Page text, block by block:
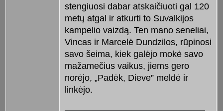
stengiuosi dabar atskaičiuoti gal 120
metų atgal ir atkurti to Suvalkijos
kampelio vaizdą. Ten mano seneliai,
Vincas ir Marcelė Dundzilos, rūpinosi
savo šeima, kiek galėjo mokė savo
mažamečius vaikus, jiems gero
norėjo, „Padėk, Dieve” meldė ir
linkėjo.